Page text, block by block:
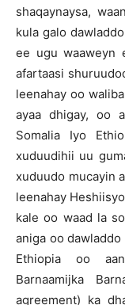
shaqaynaysa,
kula galo
ee ugu waaweyn
afartaasi
leenahay oo
ayaa dhigay, oo
Somalia Iyo
xuduudihii uu
xuduudo mucayin
leenahay
kale oo waad la
aniga oo dawladdo
Ethiopia oo
Barnaamijka
agreement) ka